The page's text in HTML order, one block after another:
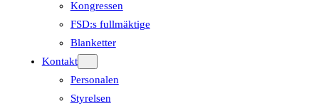
Kongressen
FSD:s fullmäktige
Blanketter
Kontakt
Personalen
Styrelsen